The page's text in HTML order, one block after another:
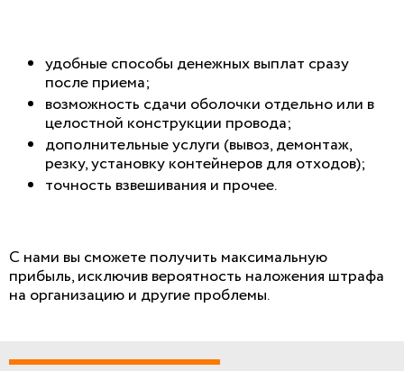
удобные способы денежных выплат сразу
после приема;
возможность сдачи оболочки отдельно или в
целостной конструкции провода;
дополнительные услуги (вывоз, демонтаж,
резку, установку контейнеров для отходов);
точность взвешивания и прочее.
С нами вы сможете получить максимальную
прибыль, исключив вероятность наложения штрафа
на организацию и другие проблемы.